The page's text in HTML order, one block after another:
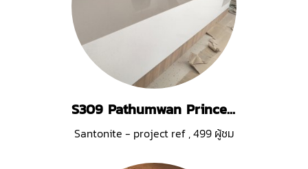
S309 Pathumwan Princess hotel bangkok
Santonite - project ref,499 ผู้ชม